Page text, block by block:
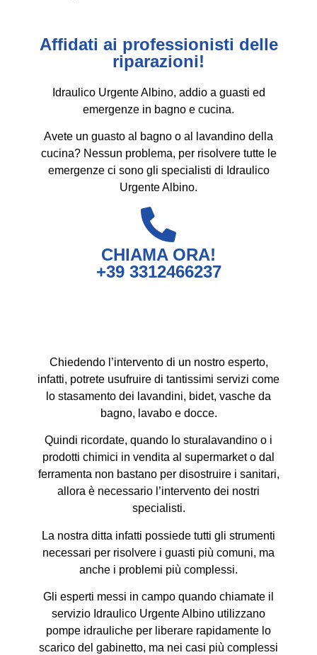
Affidati ai professionisti delle
riparazioni!
Idraulico Urgente Albino, addio a guasti ed
emergenze in bagno e cucina.
Avete un guasto al bagno o al lavandino della
cucina? Nessun problema, per risolvere tutte le
emergenze ci sono gli specialisti di Idraulico
Urgente Albino.
CHIAMA ORA!
+39 3312466237
Chiedendo l’intervento di un nostro esperto,
infatti, potrete usufruire di tantissimi servizi come
lo stasamento dei lavandini, bidet, vasche da
bagno, lavabo e docce.
Quindi ricordate, quando lo sturalavandino o i
prodotti chimici in vendita al supermarket o dal
ferramenta non bastano per disostruire i sanitari,
allora è necessario l’intervento dei nostri
specialisti.
La nostra ditta infatti possiede tutti gli strumenti
necessari per risolvere i guasti più comuni, ma
anche i problemi più complessi.
Gli esperti messi in campo quando chiamate il
servizio Idraulico Urgente Albino utilizzano
pompe idrauliche per liberare rapidamente lo
scarico del gabinetto, ma nei casi più complessi